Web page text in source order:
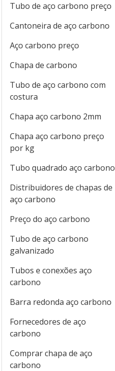
Tubo de aço carbono preço
Cantoneira de aço carbono
Aço carbono preço
Chapa de carbono
Tubo de aço carbono com
costura
Chapa aço carbono 2mm
Chapa aço carbono preço
por kg
Tubo quadrado aço carbono
Distribuidores de chapas de
aço carbono
Preço do aço carbono
Tubo de aço carbono
galvanizado
Tubos e conexões aço
carbono
Barra redonda aço carbono
Fornecedores de aço
carbono
Comprar chapa de aço
carbono